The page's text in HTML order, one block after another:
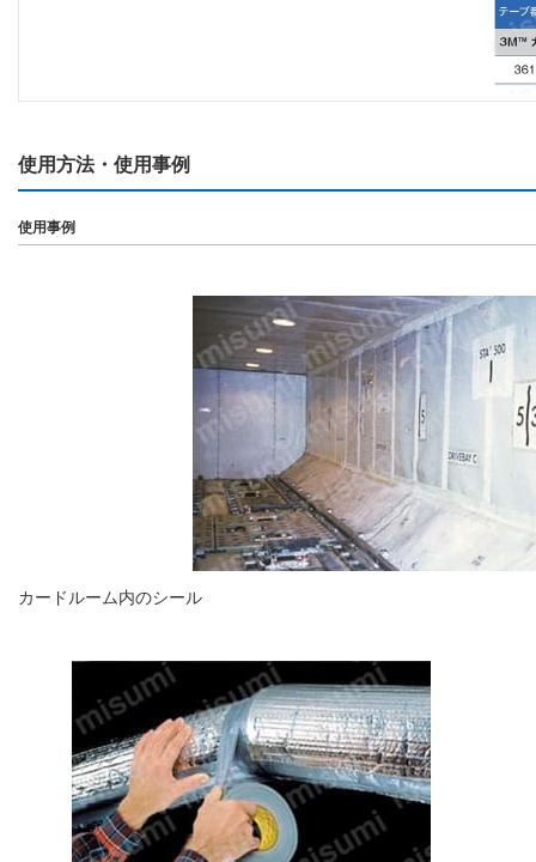
使用方法・使用事例
使用事例
カードルーム内のシール